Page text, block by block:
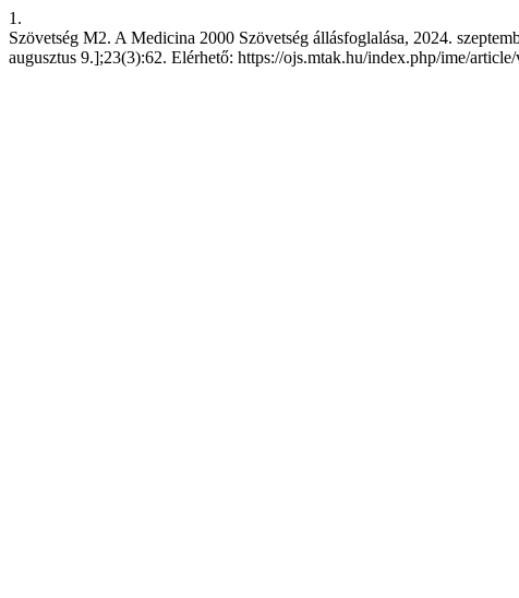
1.
Szövetség M2. A Medicina 2000 Szövetség állásfoglalása, 2024.
augusztus 9.];23(3):62. Elérhető: https://ojs.mtak.hu/index.php/ime/